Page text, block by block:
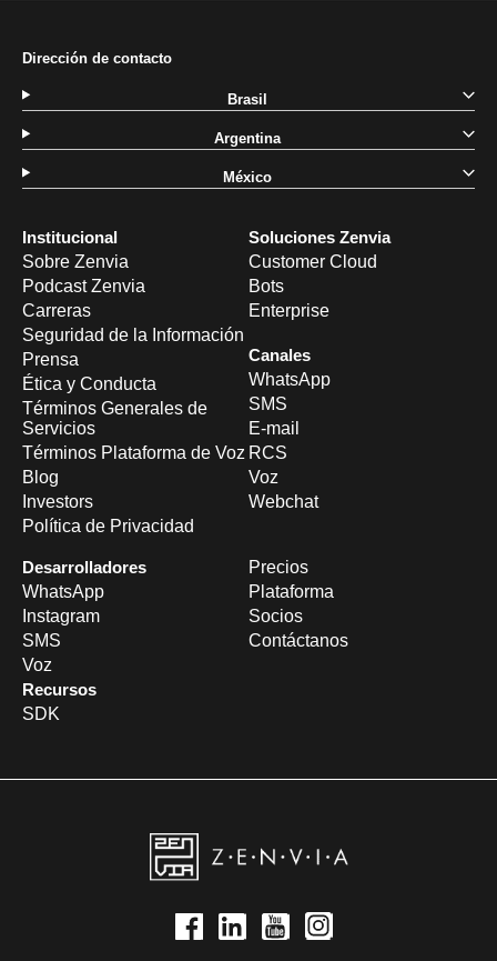
Institucional
Sobre Zenvia
Podcast Zenvia
Carreras
Seguridad de la Información
Prensa
Ética y Conducta
Términos Generales de
Servicios
Términos Plataforma de Voz
Blog
Investors
Política de Privacidad
Soluciones Zenvia
Customer Cloud
Bots
Enterprise
Canales
WhatsApp
SMS
E-mail
RCS
Voz
Webchat
Desarrolladores
WhatsApp
Instagram
SMS
Voz
Recursos
SDK
Precios
Plataforma
Socios
Contáctanos
Dirección de contacto
Brasil
Argentina
México